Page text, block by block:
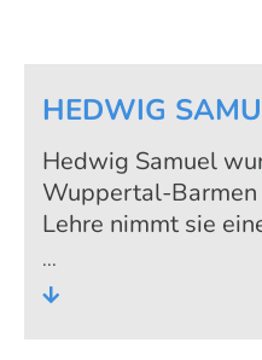
HEDWIG
Hedwig Samuel
Wuppertal-Barmen
Lehre nimmt sie
der Firma Robert
an. 1920 heiratet